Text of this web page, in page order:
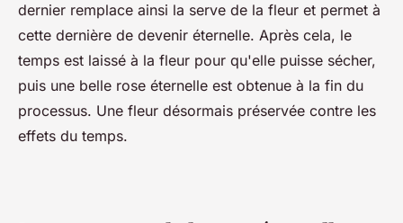
dernier remplace ainsi la serve de la fleur et permet à
cette dernière de devenir éternelle. Après cela, le
temps est laissé à la fleur pour qu'elle puisse sécher,
puis une belle rose éternelle est obtenue à la fin du
processus. Une fleur désormais préservée contre les
effets du temps.